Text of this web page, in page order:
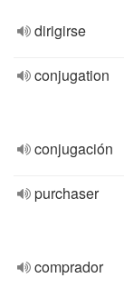
dirigirse
conjugation
conjugación
purchaser
comprador